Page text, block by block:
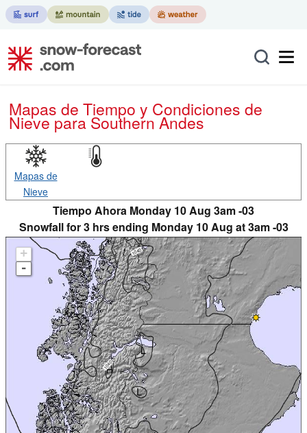
Mapas de Tiempo y Condiciones de
Nievepara Southern Andes
Mapas de
Nieve
Tiempo Ahora Monday 10 Aug 3am -03
Snowfall for 3 hrs ending Monday 10 Aug at 3am -03
+
-